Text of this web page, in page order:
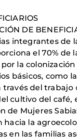
DE
integrantes de
el 70% de
la
básicos, como
través del
cultivo del café,
de Mujeres
hacia la
en las familias